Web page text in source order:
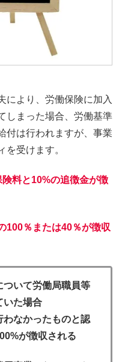
により、労働保険に加入
しまった場合、労働基準
付は行われますが、事業
を受けます。
料と10%の追徴金が徴
100％または40％が徴収
ついて労働局職員等
いた場合
なかったものと認
が徴収される